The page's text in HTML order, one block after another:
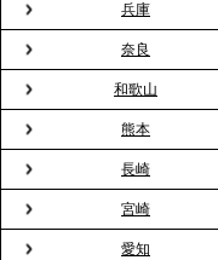
2026.3.20
NHK「ニュースウ
見」が紹介されま
2026.3.16
プレスリリースの
粉レス」な室内花
兵庫
奈良
和歌山
熊本
長崎
宮崎
愛知